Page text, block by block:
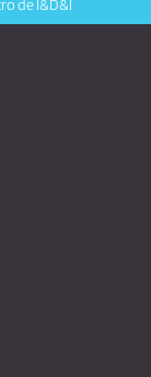
de I&D&I